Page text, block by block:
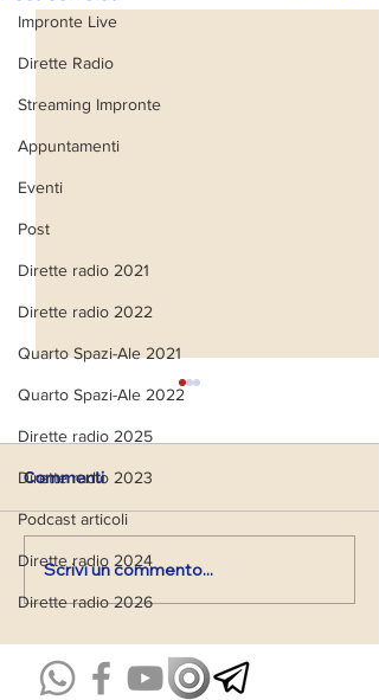
Impronte Live
Dirette Radio
Streaming Impronte
Appuntamenti
Eventi
Post
Dirette radio 2021
Dirette radio 2022
Quarto Spazi-Ale 2021
Quarto Spazi-Ale 2022
Dirette radio 2025
Dirette radio 2023
Podcast articoli
Dirette radio 2024
Dirette radio 2026
VIAGGIO NEI PAESAGGI
DELL' ANIMA CON IL
Commenti
Scrivi un commento...